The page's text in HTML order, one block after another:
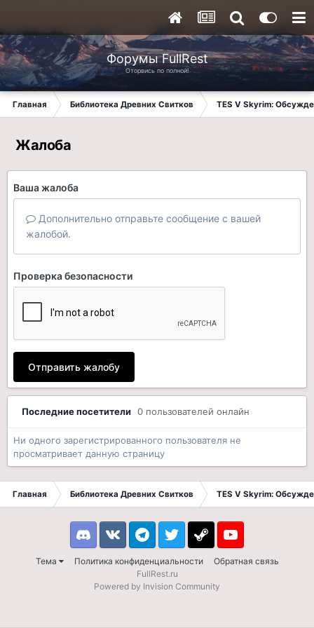
Форумы FullRest
Оторвись по полной!
Главная Библиотека Древних Свитков TES V Skyrim:
Жалоба
Ваша жалоба
Дополнительно отправьте сообщение с вашей
жалобой.
Проверка безопасности
Отправить жалобу
Последние посетители 0 пользователей онлайн
Ни одного зарегистрированного пользователя не
просматривает данную страницу
Главная Библиотека Древних Свитков TES V Skyrim:
Тема Политика конфиденциальности Обратная связь
DiscordVK TelegramTwitter Steam Youtube
FullRest.ru
Powered by Invision Community